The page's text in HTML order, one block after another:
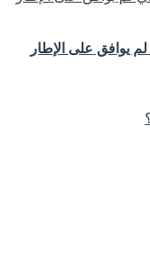
يوافق على الإطار